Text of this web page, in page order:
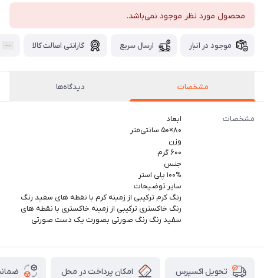
محصول مورد نظر موجود نمی‌باشد.
موجود در انبار ارسال سریع گارانتی اصالت کالا
مشخصات دیدگاه‌ها
مشخصات
ابعاد
۸۰×۵۰ سانتی‌متر
وزن
۶۰۰ گرم
جنس
۱۰۰% پلی استر
سایر توضیحات
رنگ کرم ترکیبی از زمینه کرم با نقطه های سفید رنگ
رنگ خاکستری ترکیبی از زمینه خاکستری با نقطه های
سفید رنگ رنگ صورتی بصورت یک دست صورتی
تحویل اکسپرس امکان پرداخت در محل